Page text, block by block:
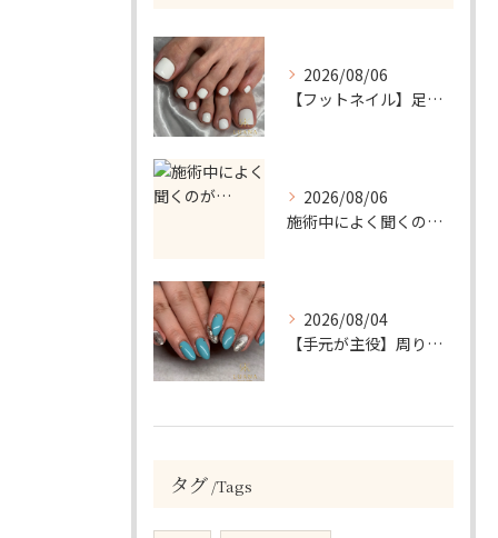
2026/08/06
【フットネイル】足元がパッと映える！ホワイトワンカラーネイル
2026/08/06
施術中によく聞くのが…
2026/08/04
【手元が主役】周りと差がつく！ターコイズ×シルバーラメのアクセントネイル
タグ Tags